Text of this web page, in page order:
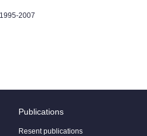
2007
Publications
Resent publications